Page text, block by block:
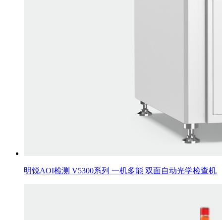
明锐AOI检测 V5300系列 一机多能 双面自动光学检查机